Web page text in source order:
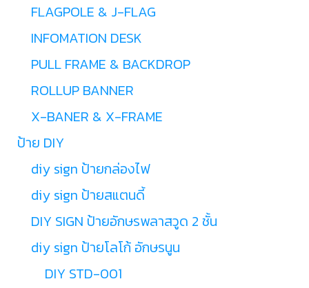
FLAGPOLE & J-FLAG
INFOMATION DESK
PULL FRAME & BACKDROP
ROLLUP BANNER
X-BANER & X-FRAME
ป้าย DIY
diy sign ป้ายกล่องไฟ
diy sign ป้ายสแตนดี้
DIY SIGN ป้ายอักษรพลาสวูด 2 ชั้น
diy sign ป้ายโลโก้ อักษรนูน
DIY STD-001